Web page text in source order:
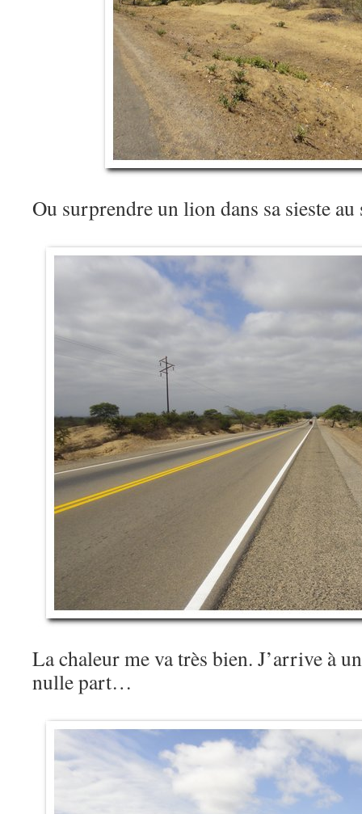
Ou surprendre un lion dans sa sieste
La chaleur me va très bien. J’arrive à
nulle part…